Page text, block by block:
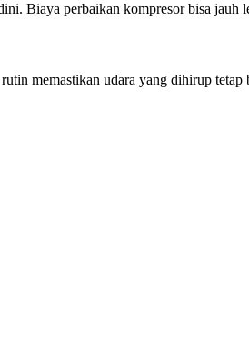
Biaya perbaikan kompresor bisa jauh
memastikan udara yang dihirup tetap